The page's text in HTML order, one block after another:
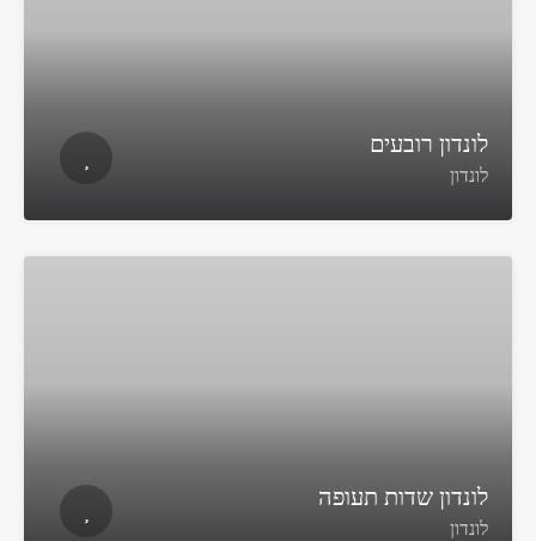
לונדון רובעים
לונדון
לונדון שדות תעופה
לונדון